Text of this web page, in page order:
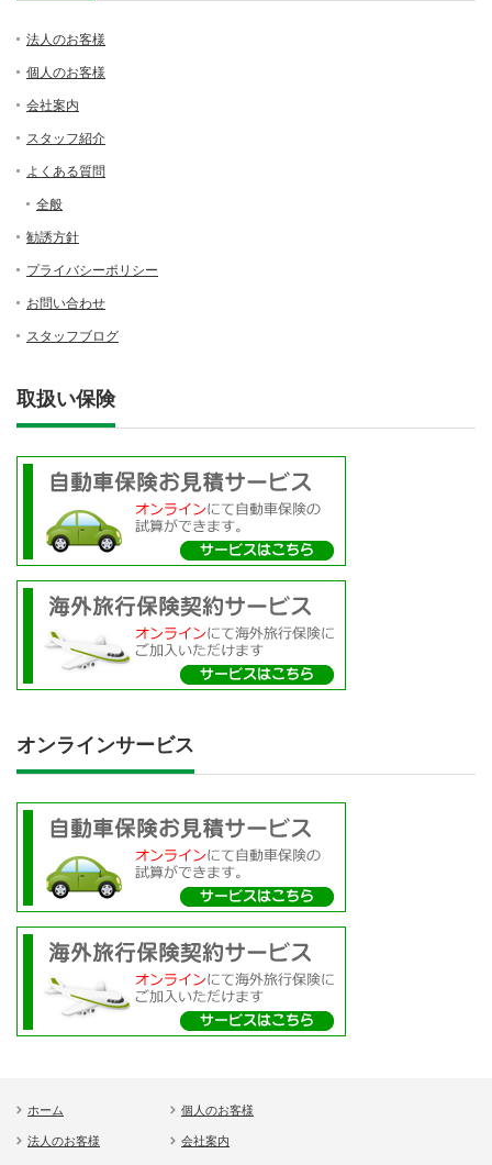
法人のお客様
個人のお客様
会社案内
スタッフ紹介
よくある質問
全般
勧誘方針
プライバシーポリシー
お問い合わせ
スタッフブログ
取扱い保険
オンラインサービス
ホーム 個人のお客様
法人のお客様 会社案内